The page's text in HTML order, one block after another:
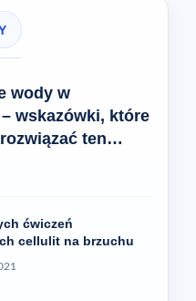
wody w
wskazówki, które
ten
ćwiczeń
cellulit na brzuchu